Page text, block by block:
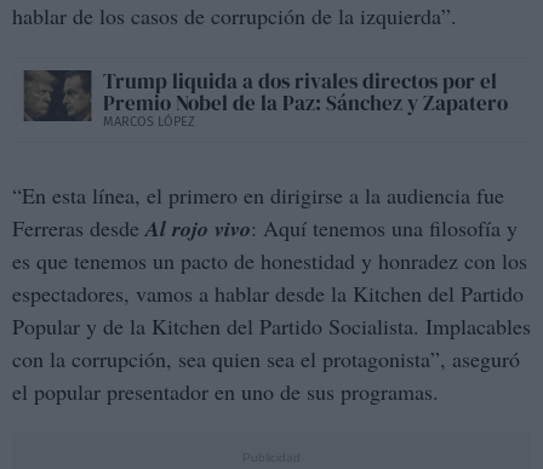
hablar de los casos de corrupción de la izquierda”.
Trump liquida a dos rivales directos por el
Premio Nobel de la Paz: Sánchez y Zapatero
MARCOS LÓPEZ
“En esta línea, el primero en dirigirse a la audiencia fue
Ferreras desdeAl rojo vivo: Aquí tenemos una filosofía y
es que tenemos un pacto de honestidad y honradez con los
espectadores, vamos a hablar desde la Kitchen del Partido
Popular y de la Kitchen del Partido Socialista. Implacables
con la corrupción, sea quien sea el protagonista”, aseguró
el popular presentador en uno de sus programas.